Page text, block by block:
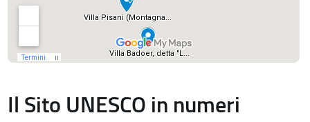
Il Sito UNESCO in numeri